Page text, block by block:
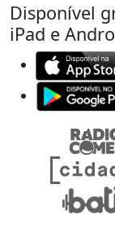
Disponível
iPad e